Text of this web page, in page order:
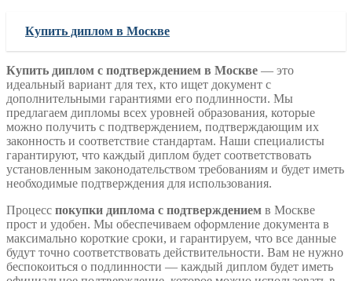
Купить диплом в Москве
Купить диплом с подтверждением в Москве — это
идеальный вариант для тех, кто ищет документ с
дополнительными гарантиями его подлинности. Мы
предлагаем дипломы всех уровней образования, которые
можно получить с подтверждением, подтверждающим их
законность и соответствие стандартам. Наши специалисты
гарантируют, что каждый диплом будет соответствовать
установленным законодательством требованиям и будет иметь
необходимые подтверждения для использования.
Процесс покупки диплома с подтверждением в Москве
прост и удобен. Мы обеспечиваем оформление документа в
максимально короткие сроки, и гарантируем, что все данные
будут точно соответствовать действительности. Вам не нужно
беспокоиться о подлинности — каждый диплом будет иметь